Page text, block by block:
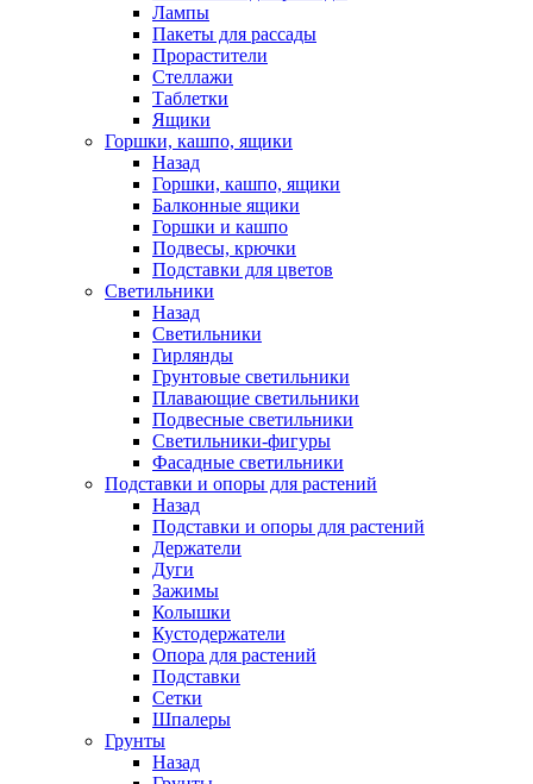
Лампы
Пакеты для рассады
Прорастители
Стеллажи
Таблетки
Ящики
Горшки, кашпо, ящики
Назад
Горшки, кашпо, ящики
Балконные ящики
Горшки и кашпо
Подвесы, крючки
Подставки для цветов
Светильники
Назад
Светильники
Гирлянды
Грунтовые светильники
Плавающие светильники
Подвесные светильники
Светильники-фигуры
Фасадные светильники
Подставки и опоры для растений
Назад
Подставки и опоры для растений
Держатели
Дуги
Зажимы
Колышки
Кустодержатели
Опора для растений
Подставки
Сетки
Шпалеры
Грунты
Назад